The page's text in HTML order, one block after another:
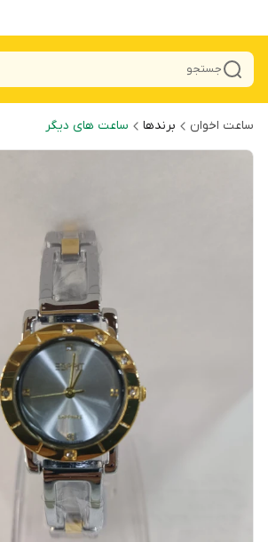
جستجو
ساعت اخوان برندها ساعت های دیگر